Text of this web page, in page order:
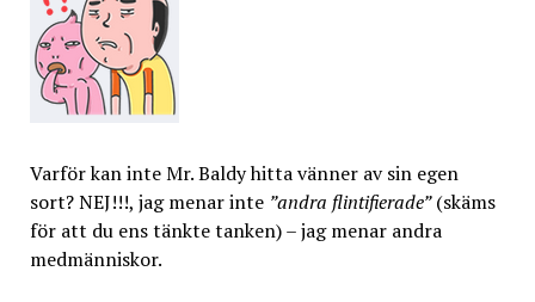
Varför kan inte Mr. Baldy hitta vänner av sin egen
sort? NEJ!!!, jag menar inte ”andra flintifierade”(skäms
för att du ens tänkte tanken) – jag menar andra
medmänniskor.